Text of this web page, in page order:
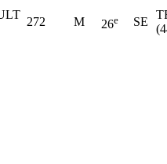
272 M 26e SE